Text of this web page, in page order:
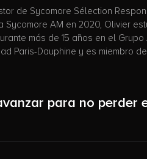
de Sycomore Sélection
AM en 2020, Olivier
más de 15 años en el
Paris-Dauphine y es miembro
para no perder